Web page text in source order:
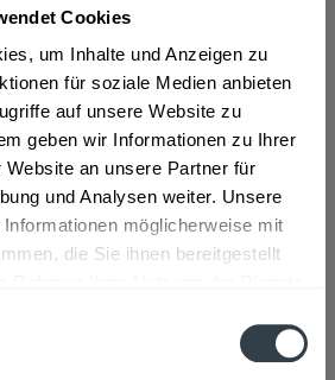
Cookies
um Inhalte und Anzeigen zu
für soziale Medien anbieten
auf unsere Website zu
geben wir Informationen zu Ihrer
Website an unsere Partner für
und Analysen weiter. Unsere
möglicherweise mit
die Sie ihnen bereitgestellt
13864